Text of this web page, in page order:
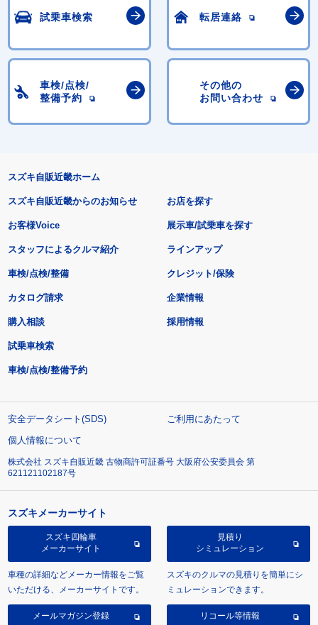
試乗車検索 転居連絡
車検/点検/
整備予約
その他の
お問い合わせ
スズキ自販近畿ホーム
スズキ自販近畿からのお知らせ
お客様Voice
スタッフによるクルマ紹介
お店を探す
展示車/試乗車を探す
ラインアップ
車検/点検/整備 クレジット/保険
カタログ請求
購入相談
試乗車検索
車検/点検/整備予約
企業情報
採用情報
安全データシート(SDS)
ご利用にあたって
個人情報について
株式会社 スズキ自販近畿 古物商許可証番号 大阪府公安委員会 第
621121102187号
スズキメーカーサイト
スズキ四輪車
メーカーサイト
車種の詳細などメーカー情報をご覧
いただける、メーカーサイトです。
見積り
シミュレーション
スズキのクルマの見積りを簡単にシ
ミュレーションできます。
メールマガジン登録 リコール等情報